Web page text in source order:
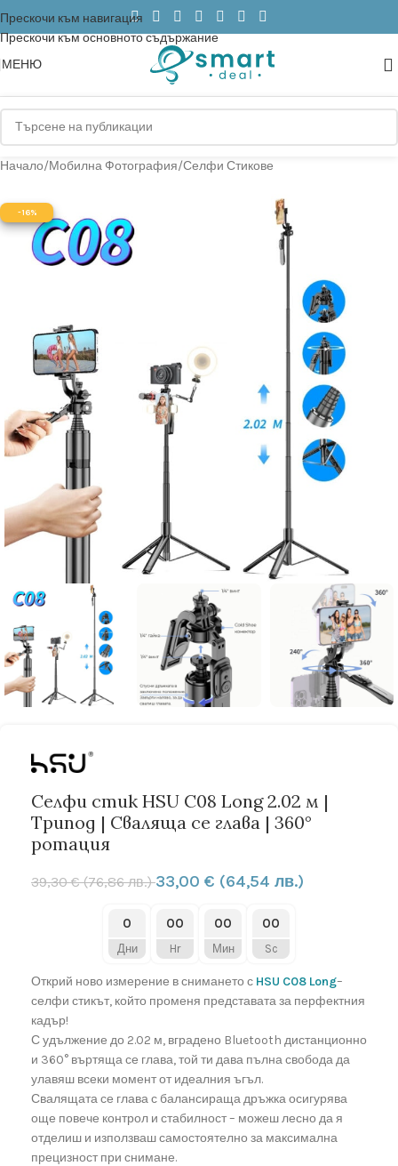
Прескочи към навигация
Прескочи към основното съдържание
МЕНЮ
Начало/Мобилна Фотография/Селфи Стикове
-16%
Селфи стик HSU C08 Long 2.02 м |
Трипод | Сваляща се глава | 360°
ротация
39,30€(76,86 лв.)33,00 € (64,54 лв.)
0
Дни
00
Hr
00
Мин
00
Sc
Открий ново измерение в снимането с HSU C08 Long–
селфи стикът, който променя представата за перфектния
кадър!
С удължение до 2.02 м, вградено Bluetooth дистанционно
и 360° въртяща се глава, той ти дава пълна свобода да
улавяш всеки момент от идеалния ъгъл.
Свалящата се глава с балансираща дръжка осигурява
още повече контрол и стабилност – можеш лесно да я
отделиш и използваш самостоятелно за максимална
прецизност при снимане.